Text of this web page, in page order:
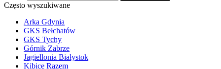
Często wyszukiwane
Arka Gdynia
GKS Bełchatów
GKS Tychy
Górnik Zabrze
Jagiellonia Białystok
Kibice Razem